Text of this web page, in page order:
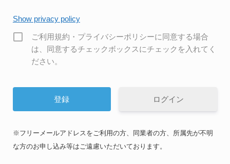
Show privacy policy
ご利用規約・プライバシーポリシーに同意する場合
は、同意するチェックボックスにチェックを入れてく
ださい。
ログイン
※フリーメールアドレスをご利用の方、同業者の方、所属先が不明
な方のお申し込み等はご遠慮いただいております。